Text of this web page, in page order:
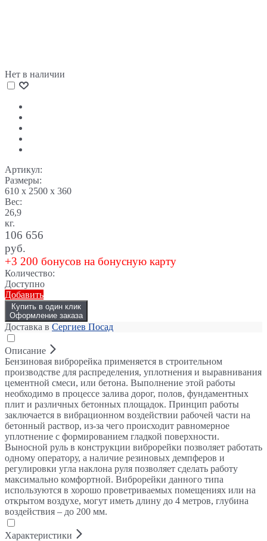
Нет в наличии
Артикул:
Размеры:
610 x 2500 x 360
Вес:
26,9
кг.
106 656
руб.
+3 200 бонусов на бонусную карту
Количество:
Доступно
Добавить
Купить в один клик
Оформление заказа
Доставка в Сергиев Посад
Описание
Бензиновая виброрейка применяется в строительном
производстве для распределения, уплотнения и выравнивания
цементной смеси, или бетона. Выполнение этой работы
необходимо в процессе залива дорог, полов, фундаментных
плит и различных бетонных площадок. Принцип работы
заключается в вибрационном воздействии рабочей части на
бетонный раствор, из-за чего происходит равномерное
уплотнение с формированием гладкой поверхности.
Выносной руль в конструкции виброрейки позволяет работать
одному оператору, а наличие резиновых демпферов и
регулировки угла наклона руля позволяет сделать работу
максимально комфортной. Виброрейки данного типа
используются в хорошо проветриваемых помещениях или на
открытом воздухе, могут иметь длину до 4 метров, глубина
воздействия – до 200 мм.
Характеристики